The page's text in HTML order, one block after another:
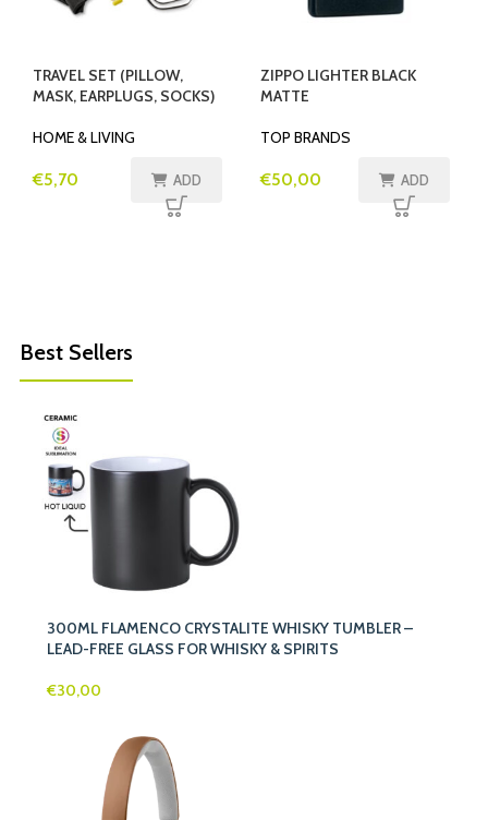
TRAVEL SET (PILLOW,
MASK, EARPLUGS, SOCKS)
HOME & LIVING
€5,70 ADD
ZIPPO LIGHTER BLACK
MATTE
TOP BRANDS
€50,00 ADD
Best Sellers
300ML FLAMENCO CRYSTALITE WHISKY TUMBLER –
LEAD-FREE GLASS FOR WHISKY & SPIRITS
€30,00